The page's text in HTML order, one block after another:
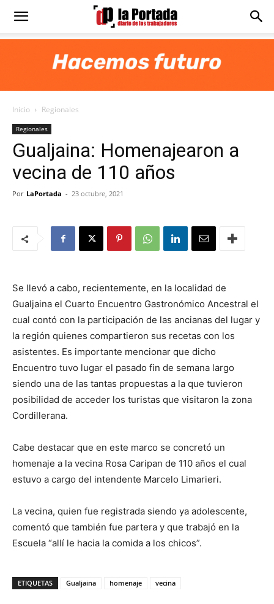
Diario
Portada
Inicio Regionales
Regionales
Gualjaina: Homenajearon a
vecina de 110 años
Por LaPortada - 23 octubre, 2021
Se llevó a cabo, recientemente, en la localidad de
Gualjaina el Cuarto Encuentro Gastronómico Ancestral el
cual contó con la participación de las ancianas del lugar y
la región quienes compartieron sus recetas con los
asistentes. Es importante mencionar que dicho
Encuentro tuvo lugar el pasado fin de semana largo
siendo una de las tantas propuestas a la que tuvieron
posibilidad de acceder los turistas que visitaron la zona
Cordillerana.
Cabe destacar que en este marco se concretó un
homenaje a la vecina Rosa Caripan de 110 años el cual
estuvo a cargo del intendente Marcelo Limarieri.
La vecina, quien fue registrada siendo ya adolescente,
comentó que también fue partera y que trabajó en la
Escuela “allí le hacia la comida a los chicos”.
ETIQUETAS Gualjaina homenaje vecina